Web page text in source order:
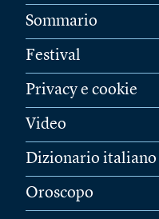
Sommario
Festival
Privacy e cookie
Video
Dizionario italiano
Oroscopo